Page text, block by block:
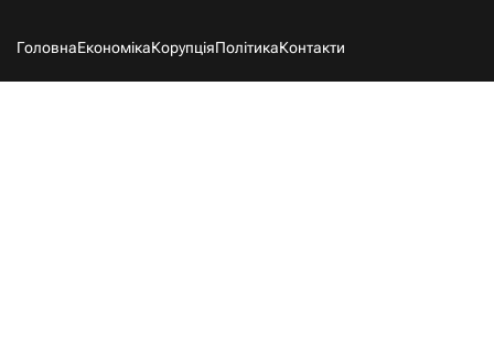
ГоловнаЕкономікаКорупціяПолітикаКонтакти